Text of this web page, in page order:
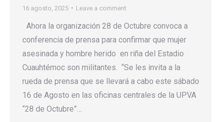
16 agosto, 2025
Leave a comment
Ahora la organización 28 de Octubre convoca a
conferencia de prensa para confirmar que mujer
asesinada y hombre herido en riña del Estadio
Cuauhtémoc son militantes. “Se les invita a la
rueda de prensa que se llevará a cabo este sábado
16 de Agosto en las oficinas centrales de la UPVA
“28 de Octubre”…